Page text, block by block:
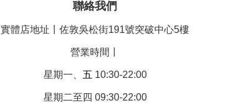
聯絡我們
實體店地址丨佐敦吳松街191號突破中心5樓
營業時間丨
星期一、 五 10:30-22:00
星期二至四 09:30-22:00